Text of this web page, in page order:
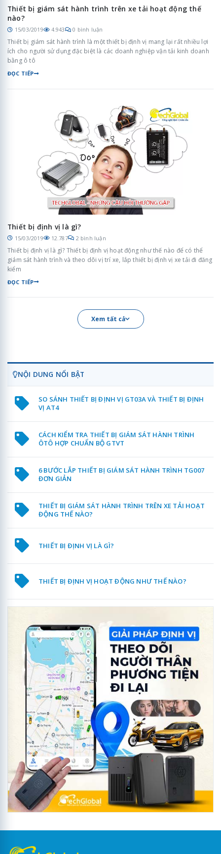
Thiết bị giám sát hành trình trên xe tải hoạt động thế
nào?
15/03/2019 4.943 0 bình luận
Thiết bị giám sát hành trình là một thiết bị định vị mang lại rất nhiều lợi
ích cho người sử dụng đặc biệt là các doanh nghiệp vận tải kinh doanh
bằng ô tô
ĐỌC TIẾP
Thiết bị định vị là gì?
15/03/2019 12.787 2 bình luận
Thiết bị định vị là gì? Thiết bị định vị hoạt động như thế nào để có thể
giám sát hành trình và theo dõi vị trí xe, lắp thiết bị định vị xe tải đi đăng
kiểm
ĐỌC TIẾP
Xem tất cả
NỘI DUNG NỔI BẬT
SO SÁNH THIẾT BỊ ĐỊNH VỊ GT03A VÀ THIẾT BỊ ĐỊNH
VỊ AT4
CÁCH KIỂM TRA THIẾT BỊ GIÁM SÁT HÀNH TRÌNH
ÔTÔ HỢP CHUẨN BỘ GTVT
6 BƯỚC LẮP THIẾT BỊ GIÁM SÁT HÀNH TRÌNH TG007
ĐƠN GIẢN
THIẾT BỊ GIÁM SÁT HÀNH TRÌNH TRÊN XE TẢI HOẠT
ĐỘNG THẾ NÀO?
THIẾT BỊ ĐỊNH VỊ LÀ GÌ?
THIẾT BỊ ĐỊNH VỊ HOẠT ĐỘNG NHƯ THẾ NÀO?